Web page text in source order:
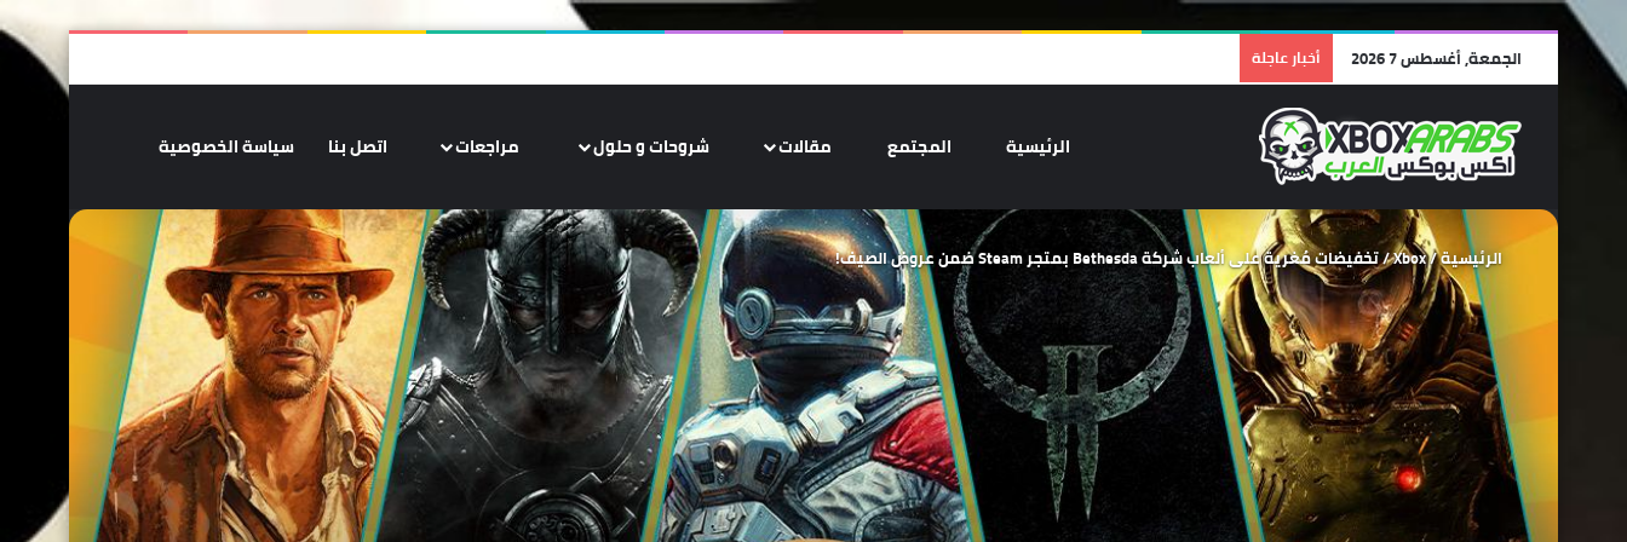
الجمعة, أغسطس 7 2026 أخبار عاجلة ملخص الموقع RSS
تسجيل
الرئيسية المجتمع مقالات شروحات و حلول مراجعات اتصل بنا سياسة الخصوصية
الرئيسية/
Xbox
/تخفيضات مُغرية على ألعاب شركة Bethesda بمتجر Steam ضمن عروض الصيف!